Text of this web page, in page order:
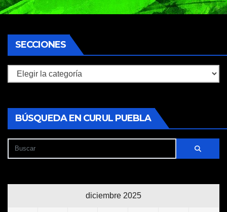
SECCIONES
Secciones
BÚSQUEDA EN CURUL PUEBLA
diciembre 2025